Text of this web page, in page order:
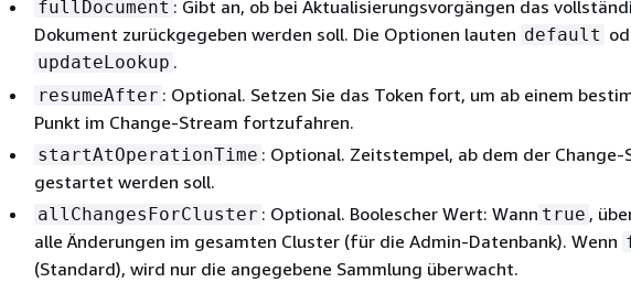
fullDocument : Gibt an, ob bei Aktualisierungsvorgängen das
Dokument zurückgegeben werden soll. Die Optionen lauten default
updateLookup .
resumeAfter : Optional. Setzen Sie das Token fort, um ab einem
Punkt im Change-Stream fortzufahren.
startAtOperationTime : Optional. Zeitstempel, ab dem der Change-
gestartet werden soll.
allChangesForCluster : Optional. Boolescher Wert: Wann true ,
alle Änderungen im gesamten Cluster (für die Admin-Datenbank). Wenn
(Standard), wird nur die angegebene Sammlung überwacht.